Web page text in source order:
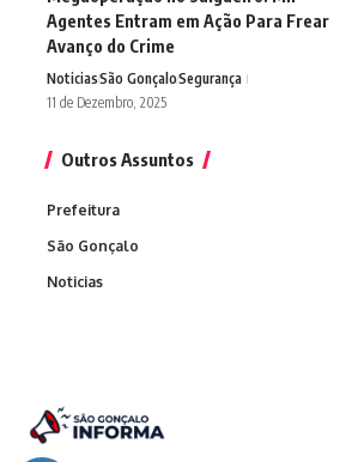
Agentes Entram em Ação Para Frear
Avanço do Crime
NoticiasSão GonçaloSegurança
11 de Dezembro, 2025
Outros Assuntos
Prefeitura
São Gonçalo
Noticias